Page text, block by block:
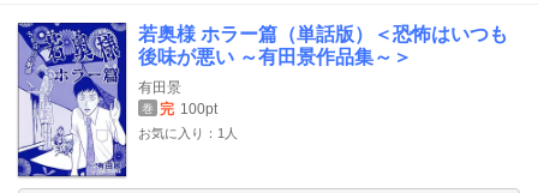
若奥様 ホラー篇（単話版）＜恐怖はいつも
後味が悪い ～有田景作品集～＞
有田景
巻 完 100pt
お気に入り：1人